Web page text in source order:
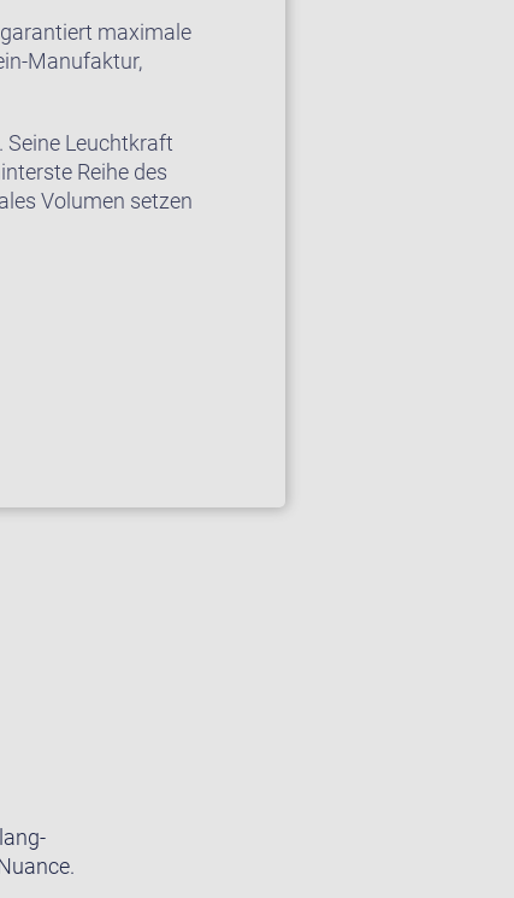
maximale
Manufaktur,
Seine Leuchtkraft
Reihe des
Volumen setzen